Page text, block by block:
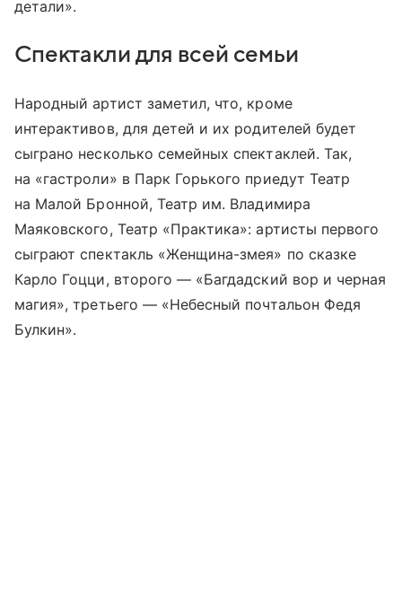
детали».
Спектакли для всей семьи
Народный артист заметил, что, кроме
интерактивов, для детей и их родителей будет
сыграно несколько семейных спектаклей. Так,
на «гастроли» в Парк Горького приедут Театр
на Малой Бронной, Театр им. Владимира
Маяковского, Театр «Практика»: артисты первого
сыграют спектакль «Женщина-змея» по сказке
Карло Гоцци, второго — «Багдадский вор и черная
магия», третьего — «Небесный почтальон Федя
Булкин».